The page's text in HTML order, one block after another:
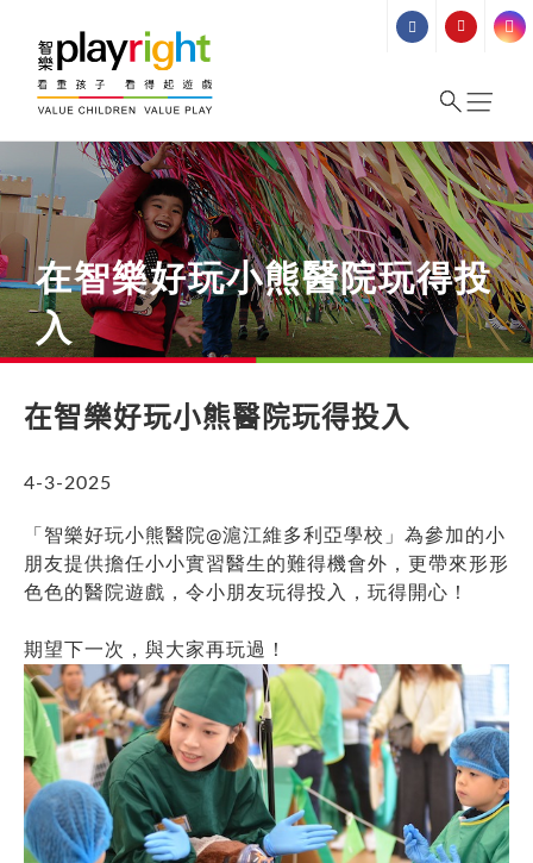
content
在智樂好玩小熊醫院玩得投
入
在智樂好玩小熊醫院玩得投入
4-3-2025
「智樂好玩小熊醫院@滬江維多利亞學校」為參加的小
朋友提供擔任小小實習醫生的難得機會外，更帶來形形
色色的醫院遊戲，令小朋友玩得投入，玩得開心！
期望下一次，與大家再玩過！